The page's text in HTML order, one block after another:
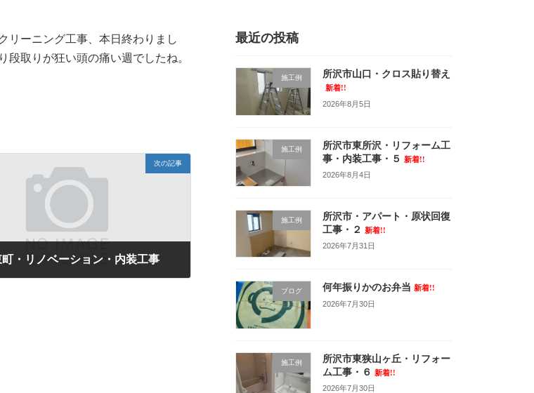
リーニング工事、本日終わりまし
取りが狂い頭の痛い週でしたね。
次の記事
町・リノベーション・内装工事
最近の投稿
施工例 所沢市山口・クロス貼り替え
新着!!
2026年8月5日
施工例
所沢市東所沢・リフォーム工
事・内装工事・５
新着!!
2026年8月4日
施工例
所沢市・アパート・原状回復
工事・２
新着!!
2026年7月31日
ブログ 何年振りかのお弁当 新着!!
2026年7月30日
施工例
所沢市東狭山ヶ丘・リフォー
ム工事・６
新着!!
2026年7月30日